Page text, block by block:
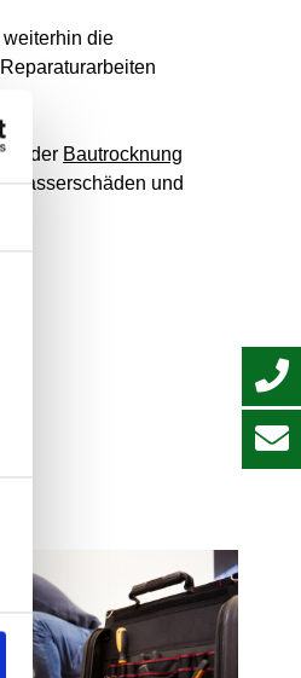
weiterhin die
der Bautrocknung
und